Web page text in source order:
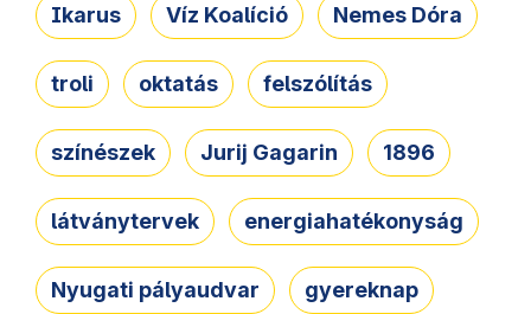
Ikarus Víz Koalíció Nemes Dóra
troli oktatás felszólítás
színészek Jurij Gagarin 1896
látványtervek energiahatékonyság
Nyugati pályaudvar gyereknap